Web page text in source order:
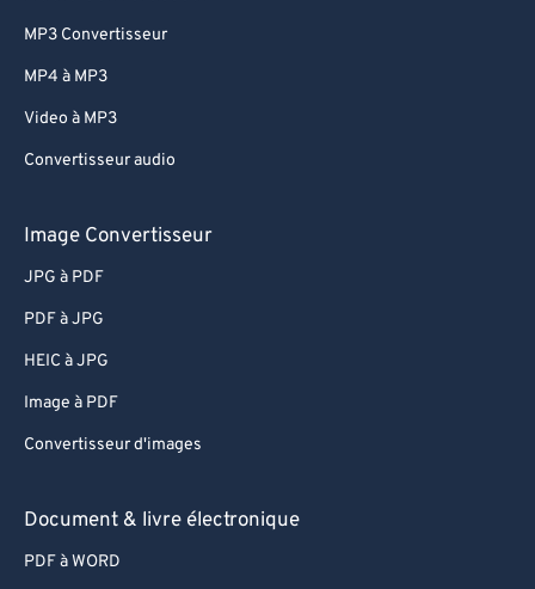
MP3 Convertisseur
MP4 à MP3
Video à MP3
Convertisseur audio
Image Convertisseur
JPG à PDF
PDF à JPG
HEIC à JPG
Image à PDF
Convertisseur d'images
Document & livre électronique
PDF à WORD